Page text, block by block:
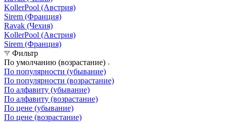
KollerPool (Австрия)
Sirem (Франция)
Ravak (Чехия)
KollerPool (Австрия)
Sirem (Франция)
Фильтр
По умолчанию (возрастание)
По популярности (убывание)
По популярности (возрастание)
По алфавиту (убывание)
По алфавиту (возрастание)
По цене (убывание)
По цене (возрастание)